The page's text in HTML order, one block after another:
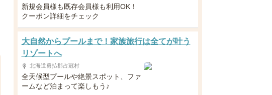
新規会員様も既存会員様も利用OK！
クーポン詳細をチェック
大自然からプールまで！家族旅行は全てが叶う
リゾートへ
北海道勇払郡占冠村
全天候型プールや絶景スポット、ファ
ームなど泊まって楽しもう♪